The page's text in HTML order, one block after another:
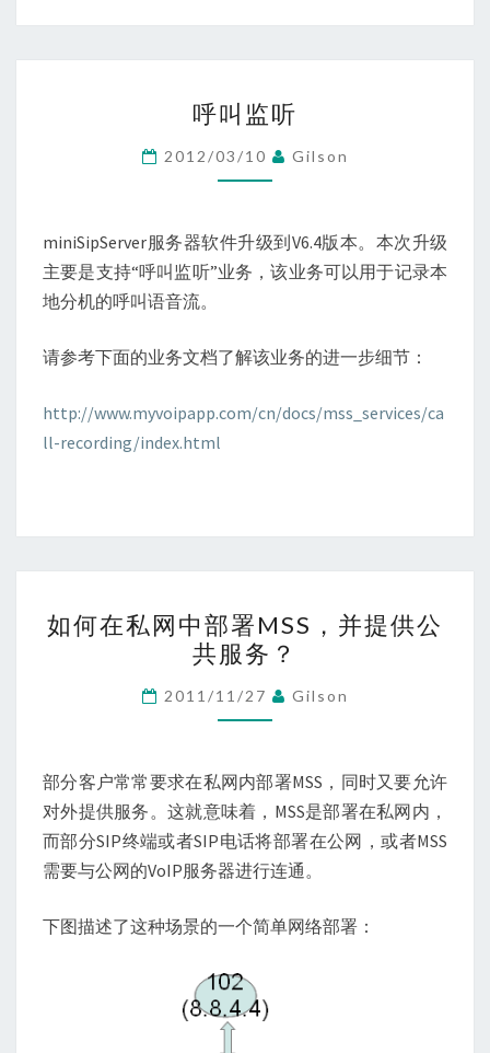
叫
监
听
呼叫监听
2012/03/10 Gilson
miniSipServer服务器软件升级到V6.4版本。本次升级
主要是支持“呼叫监听”业务，该业务可以用于记录本
地分机的呼叫语音流。
请参考下面的业务文档了解该业务的进一步细节：
http://www.myvoipapp.com/cn/docs/mss_services/ca
ll-recording/index.html
何
在
私
网
部
署
MSS，
并
供
共
服
如何在私网中部署MSS，并提供公
共服务？
2011/11/27 Gilson
部分客户常常要求在私网内部署MSS，同时又要允许
对外提供服务。这就意味着，MSS是部署在私网内，
而部分SIP终端或者SIP电话将部署在公网，或者MSS
需要与公网的VoIP服务器进行连通。
下图描述了这种场景的一个简单网络部署：